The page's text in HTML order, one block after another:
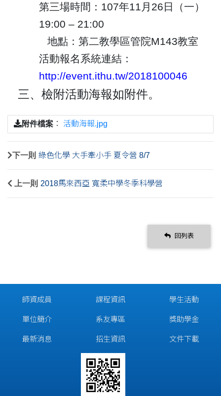
第三場時間： 107年11 月 26 日（一）
19:00 – 21:00
地點：第二教學區管院M143教室
活動報名系統連結：
http://event.ithu.tw/2018100046
三、檢附活動海報如附件。
附件檔案 ： 活動海報.jpg
下一則 綠色化學 大手牽小手 夏令營 8/7
上一則 2018馬來西亞 寬柔中學冬季科學營
回列表
師資成員
單位簡介
最新消息
課程資訊
系友專區
招生資訊
學生活動
獎助學金
文件下載